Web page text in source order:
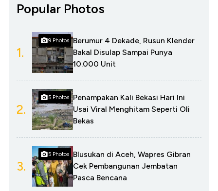
Popular Photos
1.
9 Photos
Berumur 4 Dekade, Rusun Klender
Bakal Disulap Sampai Punya
10.000 Unit
2.
5 Photos
Penampakan Kali Bekasi Hari Ini
Usai Viral Menghitam Seperti Oli
Bekas
3.
5 Photos
Blusukan di Aceh, Wapres Gibran
Cek Pembangunan Jembatan
Pasca Bencana